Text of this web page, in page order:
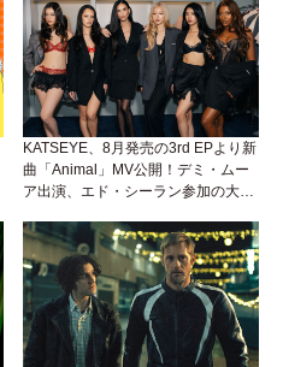
KATSEYE、8月発売の3rd EPより新
曲「Animal」MV公開！デミ・ムー
ア出演、エド・シーラン参加の大胆